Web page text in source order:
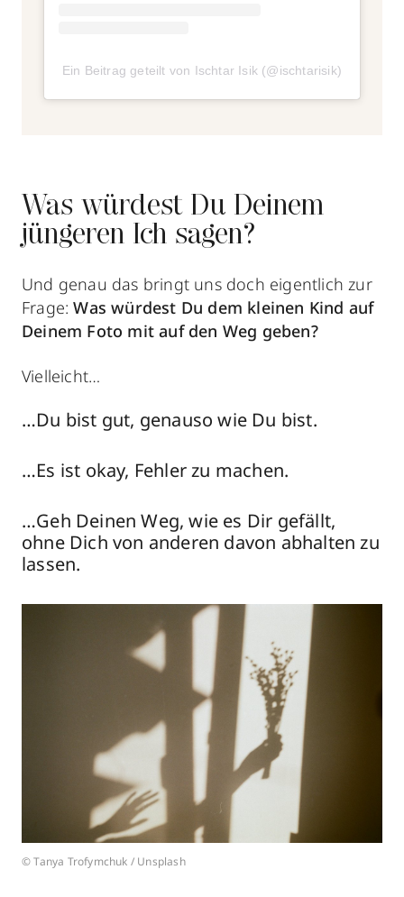
Ein Beitrag geteilt von Ischtar Isik (@ischtarisik)
Was würdest Du Deinem
jüngeren Ich sagen?
Und genau das bringt uns doch eigentlich zur
Frage:Was würdest Du dem kleinen Kind auf
Deinem Foto mit auf den Weg geben?
Vielleicht…
…Du bist gut, genauso wie Du bist.
…Es ist okay, Fehler zu machen.
…Geh Deinen Weg, wie es Dir gefällt,
ohne Dich von anderen davon abhalten zu
lassen.
© Tanya Trofymchuk / Unsplash